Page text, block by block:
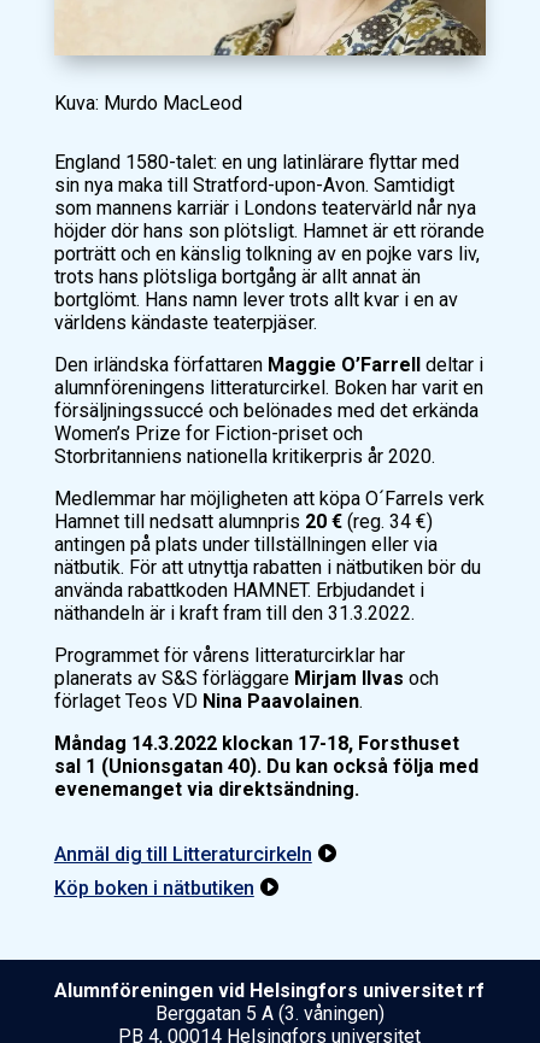
Kuva: Murdo MacLeod
England 1580-talet: en ung latinlärare flyttar med
sin nya maka till Stratford-upon-Avon. Samtidigt
som mannens karriär i Londons teatervärld når nya
höjder dör hans son plötsligt. Hamnetär ett rörande
porträtt och en känslig tolkning av en pojke vars liv,
trots hans plötsliga bortgång är allt annat än
bortglömt. Hans namn lever trots allt kvar i en av
världens kändaste teaterpjäser.
Den irländska författaren Maggie O’Farrelldeltar i
alumnföreningens litteraturcirkel. Boken har varit en
försäljningssuccé och belönades med det erkända
Women’s Prize for Fiction-priset och
Storbritanniens nationella kritikerpris år 2020.
Medlemmar har möjligheten att köpa O´Farrels verk
Hamnettill nedsatt alumnpris 20 €(reg. 34 €)
antingen på plats under tillställningen eller via
nätbutik. För att utnyttja rabatten i nätbutiken bör du
använda rabattkoden HAMNET. Erbjudandet i
näthandeln är i kraft fram till den 31.3.2022.
Programmet för vårens litteraturcirklar har
planerats av S&S förläggare Mirjam Ilvas och
förlaget Teos VD Nina Paavolainen.
Måndag 14.3.2022 klockan 17-18, Forsthuset
sal 1 (Unionsgatan 40). Du kan också följa med
evenemanget via direktsändning.
Anmäl dig till Litteraturcirkeln 
Köp boken i nätbutiken 
Alumnföreningen vid Helsing­fors uni­ver­si­tet rf
Berggatan 5 A (3. våningen)
PB 4, 00014 Helsingfors universitet